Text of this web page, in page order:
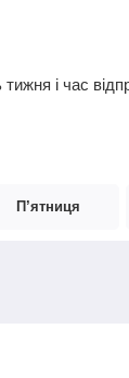
і час
П’ятниця